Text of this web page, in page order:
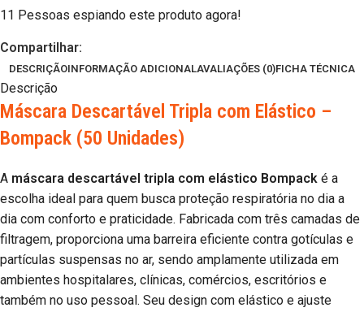
11 Pessoas espiando este produto agora!
Compartilhar:
DESCRIÇÃOINFORMAÇÃO ADICIONALAVALIAÇÕES (0)FICHA TÉCNICA
Descrição
Máscara Descartável Tripla com Elástico –
Bompack (50 Unidades)
A máscara descartável tripla com elástico Bompack é a
escolha ideal para quem busca proteção respiratória no dia a
dia com conforto e praticidade. Fabricada com três camadas de
filtragem, proporciona uma barreira eficiente contra gotículas e
partículas suspensas no ar, sendo amplamente utilizada em
ambientes hospitalares, clínicas, comércios, escritórios e
também no uso pessoal. Seu design com elástico e ajuste